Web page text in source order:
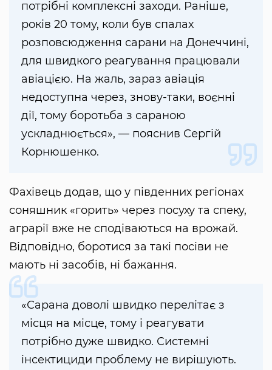
потрібні комплексні заходи. Раніше,
років 20 тому, коли був спалах
розповсюдження сарани на Донеччині,
для швидкого реагування працювали
авіацією. На жаль, зараз авіація
недоступна через, знову-таки, воєнні
дії, тому боротьба з сараною
ускладнюється», — пояснив Сергій
Корнюшенко.
Фахівець додав, що у південних регіонах
соняшник «горить» через посуху та спеку,
аграрії вже не сподіваються на врожай.
Відповідно, боротися за такі посіви не
мають ні засобів, ні бажання.
«Сарана доволі швидко перелітає з
місця на місце, тому і реагувати
потрібно дуже швидко. Системні
інсектициди проблему не вирішують.